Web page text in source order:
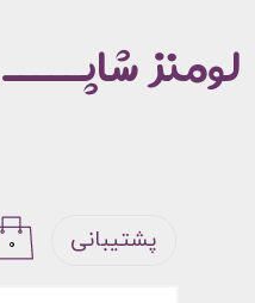
حساب کاربری من
خروج از حساب کاربری
۰ پشتیبانی
لومنز شاپـــــ